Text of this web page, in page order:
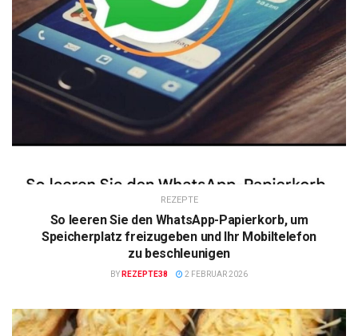
REZEPTE
So leeren Sie den WhatsApp-Papierkorb, um
Speicherplatz freizugeben und Ihr Mobiltelefon
zu beschleunigen
BY REZEPTE38 2 FEBRUAR 2026